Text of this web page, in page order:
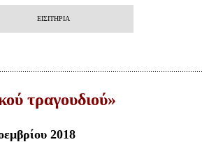
ΕΙΣΙΤΗΡΙΑ
τραγουδιού»
2018